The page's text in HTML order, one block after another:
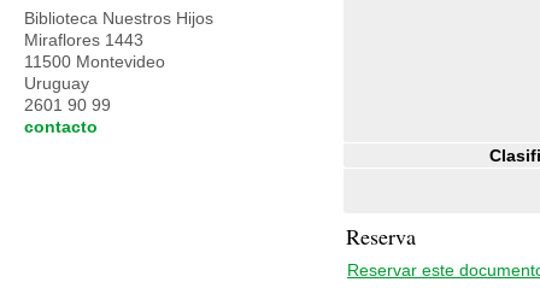
Reserva
Reservar este
Biblioteca Nuestros Hijos
Miraflores 1443
11500 Montevideo
Uruguay
2601 90 99
contacto